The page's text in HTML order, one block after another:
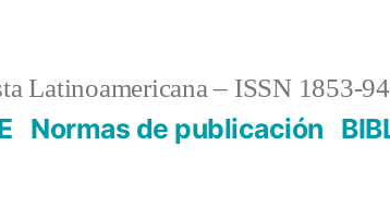
Latinoamericana – ISSN 1853-
Normas de publicación